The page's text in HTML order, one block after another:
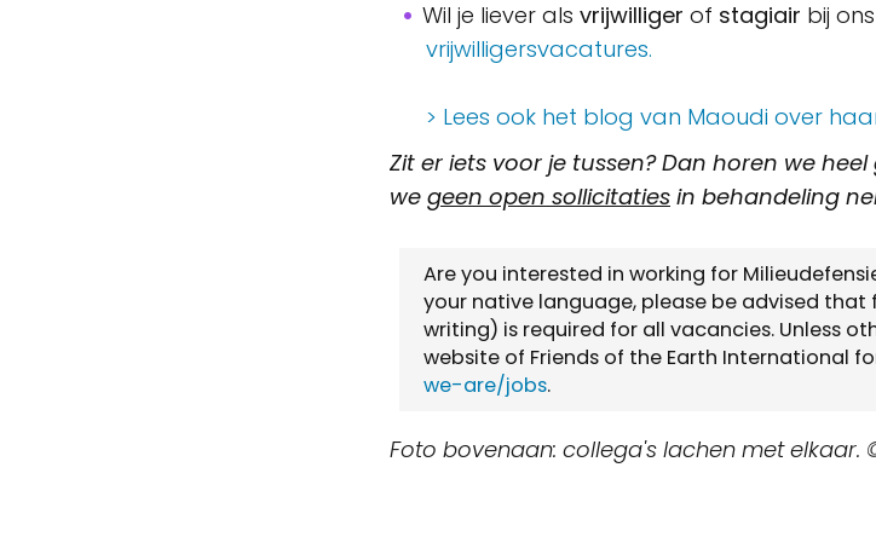
Wil je liever als vrijwilliger of stagiair bij
vrijwilligersvacatures.
> Lees ook het blog van Maoudi over
Zit er iets voor je tussen? Dan horen we
we geen open sollicitaties in behandeling
Are you interested in working for
your native language, please be advised
writing) is required for all vacancies. Unless
website of Friends of the Earth International
we-are/jobs.
Foto bovenaan: collega's lachen met elkaar.